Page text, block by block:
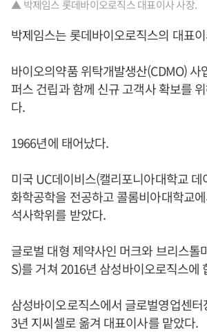
▲ 박제임스 롯데바이오로직스 대표이사 사장.
박제임스는 롯데바이오로직스의 대표
바이오의약품 위탁개발생산(CDMO) 사
퍼스 건립과 함께 신규 고객사 확보를
다.
1966년에 태어났다.
미국 UC데이비스(캘리포니아대학교
화학공학을 전공하고 콜롬비아대학교
석사학위를 받았다.
글로벌 대형 제약사인 머크와 브리스톨
S)를 거쳐 2016년 삼성바이오로직스에
삼성바이오로직스에서 글로벌영업센
3년 지씨셀로 옮겨 대표이사를 맡았다.